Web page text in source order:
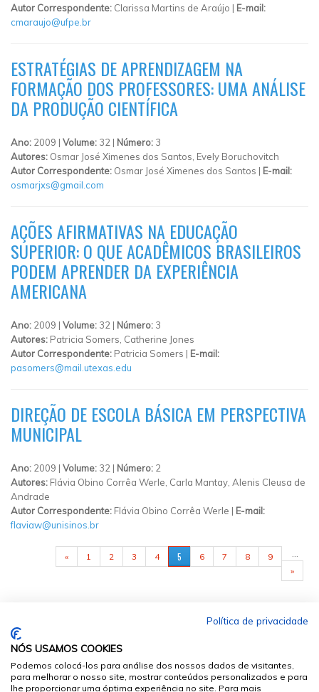
Autor Correspondente: Clarissa Martins de Araújo | E-mail:
cmaraujo@ufpe.br
ESTRATÉGIAS DE APRENDIZAGEM NA
FORMAÇÃO DOS PROFESSORES: UMA ANÁLISE
DA PRODUÇÃO CIENTÍFICA
Ano: 2009 | Volume: 32 | Número: 3
Autores: Osmar José Ximenes dos Santos, Evely Boruchovitch
Autor Correspondente: Osmar José Ximenes dos Santos | E-mail:
osmarjxs@gmail.com
AÇÕES AFIRMATIVAS NA EDUCAÇÃO
SUPERIOR: O QUE ACADÊMICOS BRASILEIROS
PODEM APRENDER DA EXPERIÊNCIA
AMERICANA
Ano: 2009 | Volume: 32 | Número: 3
Autores: Patricia Somers, Catherine Jones
Autor Correspondente: Patricia Somers | E-mail:
pasomers@mail.utexas.edu
DIREÇÃO DE ESCOLA BÁSICA EM PERSPECTIVA
MUNICIPAL
Ano: 2009 | Volume: 32 | Número: 2
Autores: Flávia Obino Corrêa Werle, Carla Mantay, Alenis Cleusa de
Andrade
Autor Correspondente: Flávia Obino Corrêa Werle | E-mail:
flaviaw@unisinos.br
PÁGINAS
« 1 2 3 4 5 6 7 8 9
»
Política de privacidade
NÓS USAMOS COOKIES
Podemos colocá-los para análise dos nossos dados de visitantes,
para melhorar o nosso site, mostrar conteúdos personalizados e para
lhe proporcionar uma óptima experiência no site. Para mais